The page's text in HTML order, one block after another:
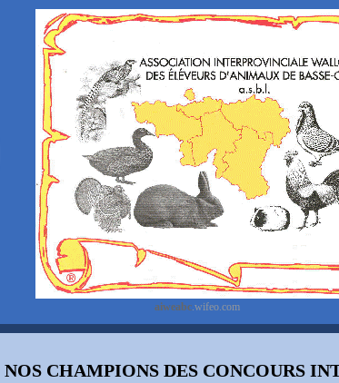
aiweabc.wifeo.com
NOS CHAMPIONS DES CONCOURS